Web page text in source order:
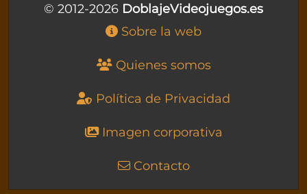
© 2012-2026 DoblajeVideojuegos.es
Sobre la web
Quienes somos
Política de Privacidad
Imagen corporativa
Contacto